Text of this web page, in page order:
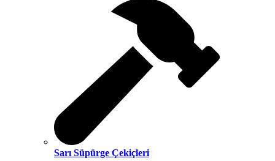
Sarı Süpürge Çekiçleri